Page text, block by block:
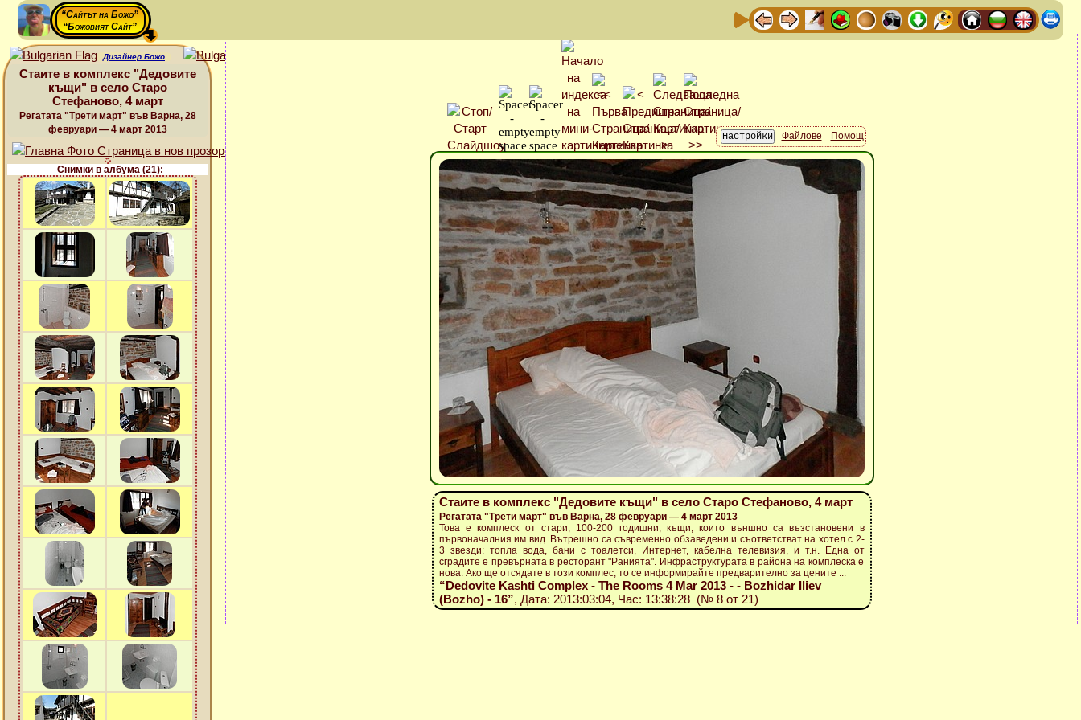
“Сайтът на Божо”
“Божовият Сайт”
Дизайнер Божо
Стаите в комплекс "Дедовите
къщи" в село Старо
Стефаново, 4 март
Регатата "Трети март" във Варна, 28
февруари — 4 март 2013
Снимки в албума (21):
Файлове Помощ
Стаите в комплекс "Дедовите къщи" в село Старо Стефаново, 4 март
Регатата "Трети март" във Варна, 28 февруари — 4 март 2013
Това е комплеск от стари, 100-200 годишни, къщи, които външно са възстановени в
първоначалния им вид. Вътрешно са съвременно обзаведени и съответстват на хотел с 2-
3 звезди: топла вода, бани с тоалетси, Интернет, кабелна телевизия, и т.н. Една от
сградите е превърната в ресторант "Ранията". Инфраструктурата в района на комплеска е
нова. Ако ще отсядате в този комплес, то се информирайте предварително за цените ...
“Dedovite Kashti Complex - The Rooms 4 Mar 2013 - - Bozhidar Iliev
(Bozho) - 16”, Дата: 2013:03:04, Час: 13:38:28 (№ 8 от 21)